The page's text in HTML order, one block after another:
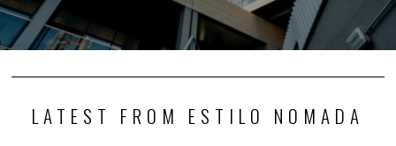
LATEST FROM ESTILO NOMADA